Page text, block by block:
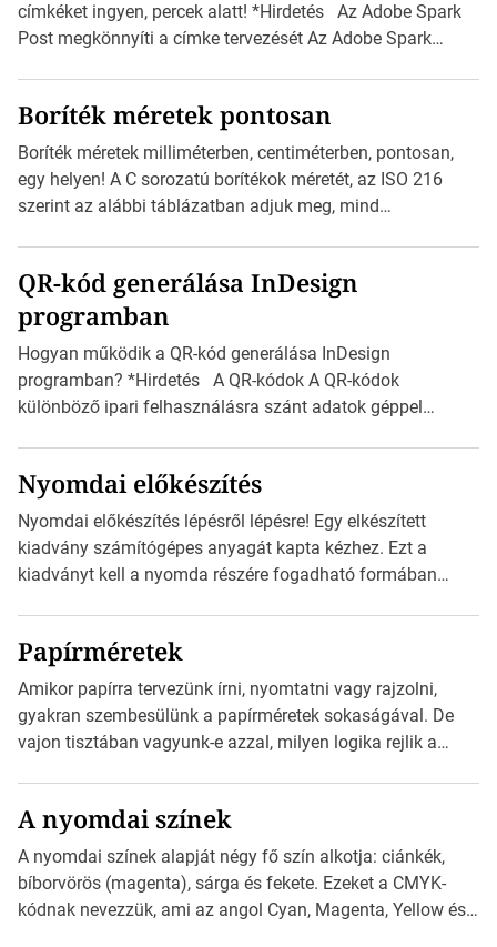
címkéket ingyen, percek alatt! *Hirdetés Az Adobe Spark
Post megkönnyíti a címke tervezését Az Adobe Spark
igazán foroghatnak a kreatív fogaskerekek, miközben
zajlik a saját címke készítése. Hogyan készítsünk címkét?
Válasszon méretet és alakot: Válassza ki a kívánt címke
méretét. Akár néhány […]
Boríték méretek pontosan
Boríték méretek milliméterben, centiméterben, pontosan,
egy helyen! A C sorozatú borítékok méretét, az ISO 216
szerint az alábbi táblázatban adjuk meg, mind
mutatja az A4-es papírlaphoz viszonyítva. Az amerikai és
észak-amerikai boríték méretére az ISO 216 nem
vonatkozik. Boríték méretének táblázata C0-tól […]
QR-kód generálása InDesign
programban
Hogyan működik a QR-kód generálása InDesign
programban? *Hirdetés A QR-kódok A QR-kódok
különböző ipari felhasználásra szánt adatok géppel
okostelefonjára telepíthet egy QR-kód-leolvasó
alkalmazást, ami leolvasni és dekódolni képes az URL-
információt és átirányítja a telefon böngészőjét a cég
weblapjára. A QR-kód beolvasása után a felhasználó
Nyomdai előkészítés
Nyomdai előkészítés lépésről lépésre! Egy elkészített
kiadvány számítógépes anyagát kapta kézhez. Ezt a
kiadványt kell a nyomda részére fogadható formában
Illustratorban készült vektorgrafika. *Hirdetés Minden
esetben konzultáljunk a nyomdával, mielőtt elkezdjük a
nyomdai előkészítést!Nehogy az elkészült munka után
derüljön ki, hogy valamit másképp kellett volna csinálni! […]
Papírméretek
Amikor papírra tervezünk írni, nyomtatni vagy rajzolni,
gyakran szembesülünk a papírméretek sokaságával. De
vajon tisztában vagyunk-e azzal, milyen logika rejlik a
*Hirdetés Ebben a cikkben a papírméretek izgalmas
világába kalauzolunk el téged, hogy jobban megértsd,
milyen szempontok alapján érdemes választanod a
jövőben. Bevezetés a papírméretek világába A […]
A nyomdai színek
A nyomdai színek alapját négy fő szín alkotja: ciánkék,
bíborvörös (magenta), sárga és fekete. Ezeket a CMYK-
kódnak nevezzük, ami az angol Cyan, Magenta, Yellow és